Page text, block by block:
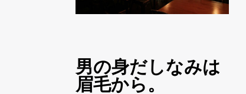
男の身だしなみは
眉毛から。